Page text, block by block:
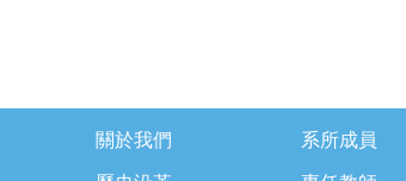
關於我們 系所成員